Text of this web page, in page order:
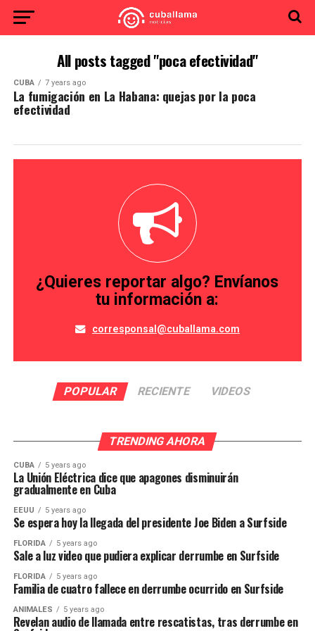
All posts tagged "poca efectividad"
CUBA 7 years ago
La fumigación en La Habana: quejas por la poca
efectividad
¿Quieres reportar algo? Envíanos
tu información a:
corresponsal@cuballama.com
POPULAR RECIENTE VIDEOS
TRENDING AHORA
CUBA 5 years ago
La Unión Eléctrica dice que apagones disminuirán
gradualmente en Cuba
EEUU 5 years ago
Se espera hoy la llegada del presidente Joe Biden a Surfside
FLORIDA 5 years ago
Sale a luz video que pudiera explicar derrumbe en Surfside
FLORIDA 5 years ago
Familia de cuatro fallece en derrumbe ocurrido en Surfside
ANIMALES 5 years ago
Revelan audio de llamada entre rescatistas, tras derrumbe en